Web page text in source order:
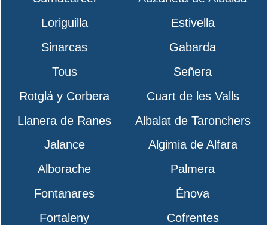
Loriguilla
Estivella
Sinarcas
Gabarda
Tous
Señera
Rotglá y Corbera
Cuart de les Valls
Llanera de Ranes
Albalat de Taronchers
Jalance
Algimia de Alfara
Alborache
Palmera
Fontanares
Énova
Fortaleny
Cofrentes